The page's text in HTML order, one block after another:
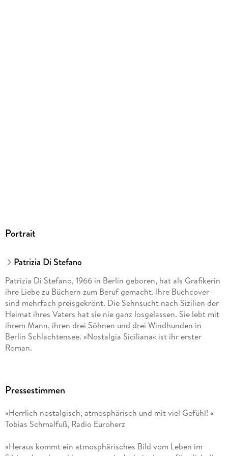
Portrait
Patrizia Di Stefano
Patrizia Di Stefano, 1966 in Berlin geboren, hat als Grafikerin
ihre Liebe zu Büchern zum Beruf gemacht. Ihre Buchcover
sind mehrfach preisgekrönt. Die Sehnsucht nach Sizilien der
Heimat ihres Vaters hat sie nie ganz losgelassen. Sie lebt mit
ihrem Mann, ihren drei Söhnen und drei Windhunden in
Berlin Schlachtensee. »Nostalgia Siciliana« ist ihr erster
Roman.
Pressestimmen
»Herrlich nostalgisch, atmosphärisch und mit viel Gefühl! «
Tobias Schmalfuß, Radio Euroherz
»Heraus kommt ein atmosphärisches Bild vom Leben im